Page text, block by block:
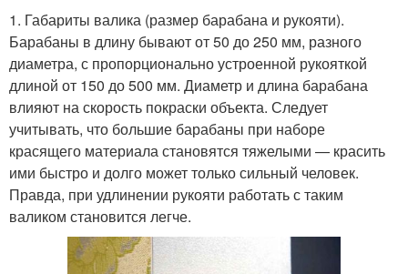
1. Габариты валика (размер барабана и рукояти).
Барабаны в длину бывают от 50 до 250 мм, разного
диаметра, с пропорционально устроенной рукояткой
длиной от 150 до 500 мм. Диаметр и длина барабана
влияют на скорость покраски объекта. Следует
учитывать, что большие барабаны при наборе
красящего материала становятся тяжелыми — красить
ими быстро и долго может только сильный человек.
Правда, при удлинении рукояти работать с таким
валиком становится легче.